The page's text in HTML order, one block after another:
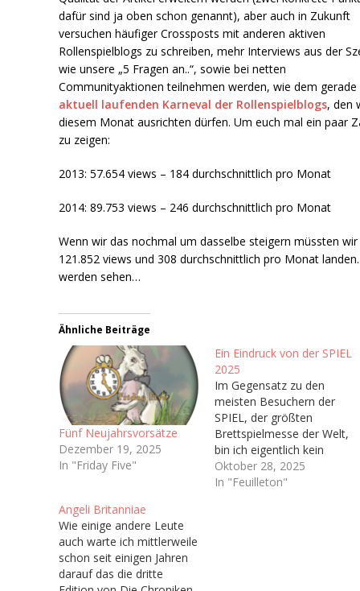
dafür sind ja oben schon genannt), aber auch in Zukunft
versuchen häufiger Crossposts mit anderen aktiven
Rollenspielblogs zu schreiben, mehr Interviews aus der
wie unsere „5 Fragen an..“, sowie bei netten
Communityaktionen teilnehmen werden, wie dem gerade
aktuell laufenden Karneval der Rollenspielblogs, den
diesem Monat ausrichten dürfen. Um euch mal ein paar
zu zeigen:
2013: 57.654 views – 184 durchschnittlich pro Monat
2014: 89.753 views – 246 durchschnittlich pro Monat
Wenn wir das nochmal um dasselbe steigern müssten wir
121.852 views und 308 durchschnittlich pro Monat
werden sehen…
Ähnliche Beiträge
Fünf Neujahrsvorsätze
Dezember 19, 2025
In "Friday Five"
Ein Eindruck von der SPIEL
2025
Im Gegensatz zu den
meisten Besuchern der
SPIEL, der größten
Brettspielmesse der Welt,
bin ich eigentlich kein
Brettspieler. In meiner
Kindheit wurden bei uns
Oktober 28, 2025
In "Feuilleton"
Angeli Britanniae
Wie einige andere Leute
auch warte ich mittlerweile
schon seit einigen Jahren
darauf das die dritte